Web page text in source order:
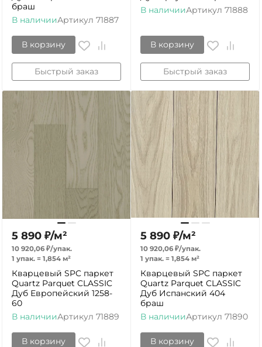
браш
В наличииАртикул 71887
В корзину
Быстрый заказ
В наличииАртикул 71888
В корзину
Быстрый заказ
5 890 ₽/м²
10 920,06 ₽/упак.
1 упак. = 1,854 м²
Кварцевый SPC паркет
Quartz Parquet CLASSIC
Дуб Европейский 1258-
60
В наличииАртикул 71889
В корзину
5 890 ₽/м²
10 920,06 ₽/упак.
1 упак. = 1,854 м²
Кварцевый SPC паркет
Quartz Parquet CLASSIC
Дуб Испанский 404
браш
В наличииАртикул 71890
В корзину